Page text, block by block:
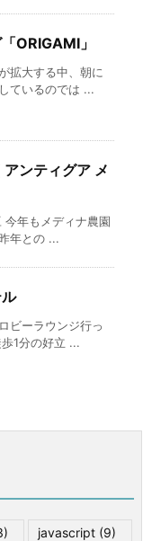
ORIGAMI」
拡大する中、朝に
ているのでは ...
ンティグア メ
今年もメディナ農園
年との ...
ビーラウンジ行っ
1分の好立 ...
javascript (9)